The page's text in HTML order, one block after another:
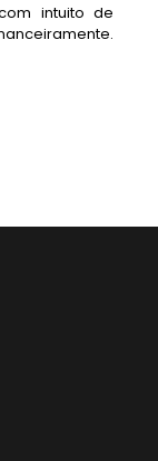
intuito de